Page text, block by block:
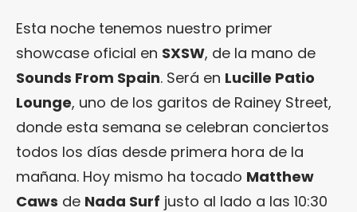
Esta noche tenemos nuestro primer
showcase oficial en SXSW, de la mano de
Sounds From Spain. Será en Lucille Patio
Lounge, uno de los garitos de Rainey Street,
donde esta semana se celebran conciertos
todos los días desde primera hora de la
mañana. Hoy mismo ha tocado Matthew
Caws de Nada Surf justo al lado a las 10:30